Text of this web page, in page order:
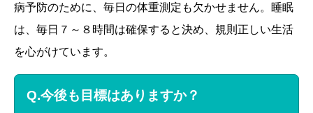
病予防のために、毎日の体重測定も欠かせません。睡眠
は、毎日７～８時間は確保すると決め、規則正しい生活
を心がけています。
Q.今後も目標はありますか？